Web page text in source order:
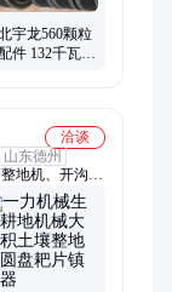
宇龙560颗粒
件 132千瓦生
洽谈
山东德州
地机、开沟
拖车、耙片犁